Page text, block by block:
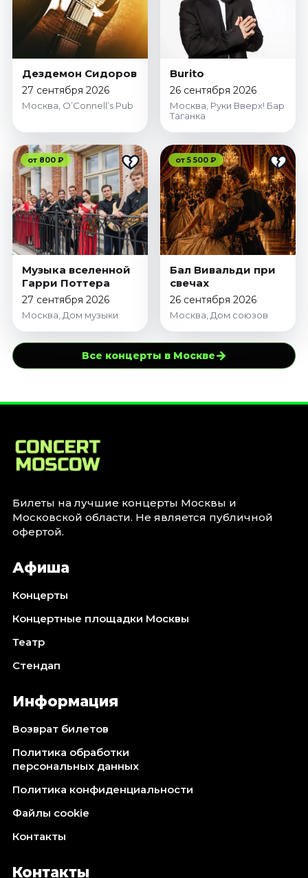
Дездемон Сидоров
27 сентября 2026
Москва, O’Connell’s Pub
Burito
26 сентября 2026
Москва, Руки Вверх! Бар
Таганка
от 800 ₽
Музыка вселенной
Гарри Поттера
27 сентября 2026
Москва, Дом музыки
от 5 500 ₽
Бал Вивальди при
свечах
26 сентября 2026
Москва, Дом союзов
Все концерты в Москве→
Билеты на лучшие концерты Москвы и
Московской области. Не является публичной
офертой.
Афиша
Концерты
Концертные площадки Москвы
Театр
Стендап
Информация
Возврат билетов
Политика обработки
персональных данных
Политика конфиденциальности
Файлы cookie
Контакты
Контакты